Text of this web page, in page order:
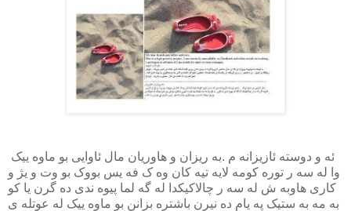
به ریزان و هاوریان مال ئاوایی بو ماوه ییک. ئه و دوسته ئازیزانه م
وا له سه ر توره کومه لایه تیه کان وه ک فه یس بووک بو وت و یژ و
کاری هاوبه ش له سه ر چالاکیکدا له گه لما پیوه ندی ده گرن یا کو
به مه به ستیک په یام ده نیرن باشتره بزانن بو ماوه ییک له عوتله ی